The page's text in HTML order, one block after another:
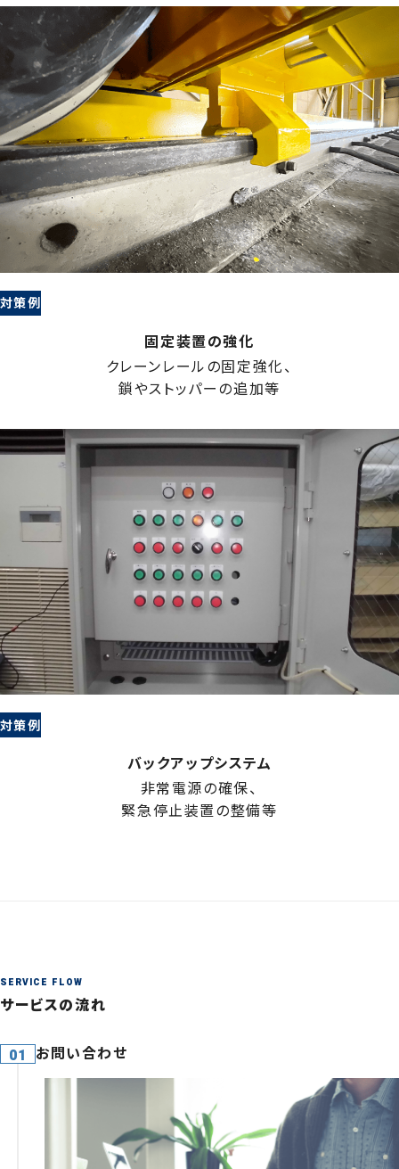
対策例
固定装置の強化
クレーンレールの固定強化、
鎖やストッパーの追加等
対策例
バックアップシステム
非常電源の確保、
緊急停止装置の整備等
SERVICE FLOW
サービスの流れ
お問い合わせ